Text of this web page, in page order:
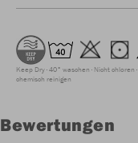
Keep Dry 40° waschen Nicht chloren
chemisch reinigen
Bewertungen